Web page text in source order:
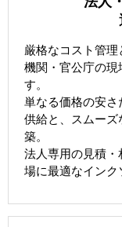
厳格なコスト管
機関・官公庁の現
す。
単なる価格の安
供給と、スムー
築。
法人専用の見積・
場に最適なインク